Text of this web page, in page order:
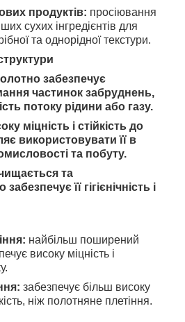
продуктів: просіювання
сухих інгредієнтів для
та однорідної текстури.
забезпечує
частинок забруднень,
потоку рідини або газу.
міцність і стійкість до
використовувати її в
та побуту.
та
її гігієнічність і
найбільш поширений
високу міцність і
забезпечує більш високу
ніж полотняне плетіння.